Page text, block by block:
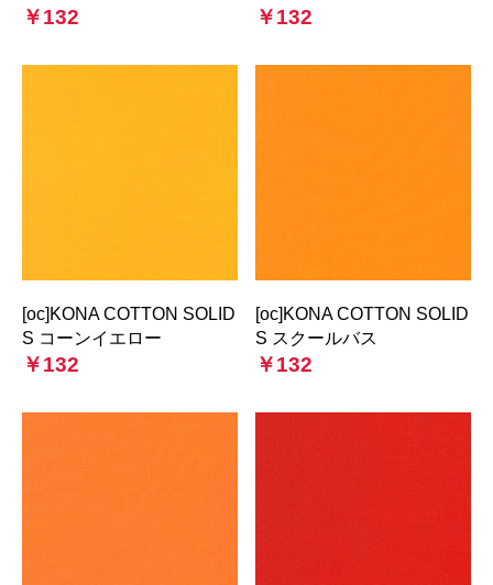
￥132 ￥132
[oc]KONA COTTON SOLID
S コーンイエロー
￥132
[oc]KONA COTTON SOLID
S スクールバス
￥132